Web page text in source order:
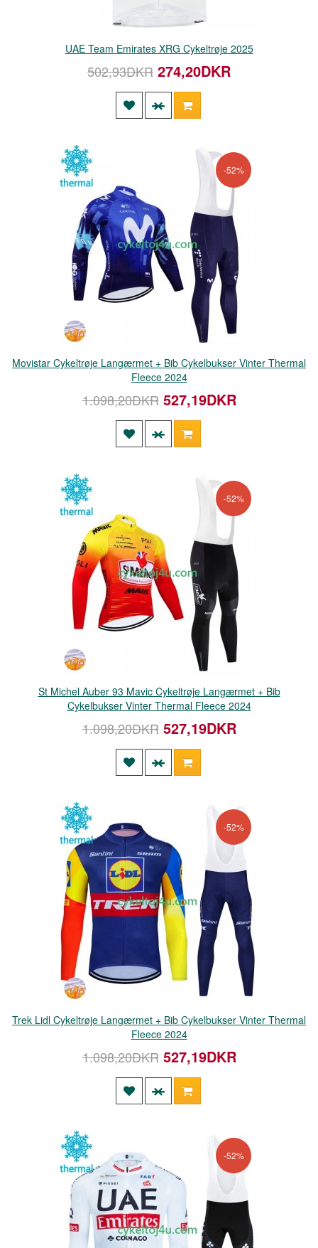
UAE Team Emirates XRG Cykeltrøje 2025
502,93DKR 274,20DKR
-52%
Movistar Cykeltrøje Langærmet + Bib Cykelbukser Vinter Thermal
Fleece 2024
1.098,20DKR 527,19DKR
-52%
St Michel Auber 93 Mavic Cykeltrøje Langærmet + Bib
Cykelbukser Vinter Thermal Fleece 2024
1.098,20DKR 527,19DKR
-52%
Trek Lidl Cykeltrøje Langærmet + Bib Cykelbukser Vinter Thermal
Fleece 2024
1.098,20DKR 527,19DKR
-52%